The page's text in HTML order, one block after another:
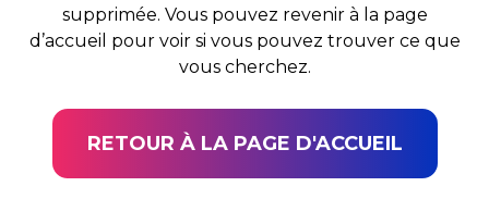
supprimée. Vous pouvez revenir à la page
d’accueil pour voir si vous pouvez trouver ce que
vous cherchez.
RETOUR À LA PAGE D'ACCUEIL